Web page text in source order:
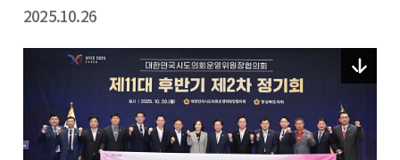
2025.10.26